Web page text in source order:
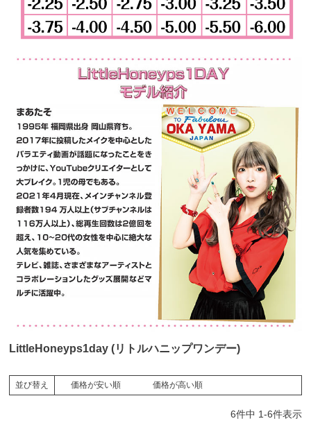
LittleHoneyps1day (リトルハニップワンデー)
並び替え 価格が安い順 価格が高い順
6件中 1-6件表示